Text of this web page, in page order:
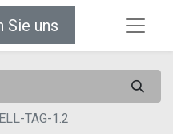
Sie uns
TAG-1.2